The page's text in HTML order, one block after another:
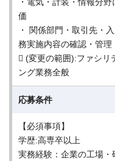
価
・ 関係部門・取引先・
務実施内容の確認・管理
 (変更の範囲):ファシリ
ング業務全般
応募条件
【必須事項】
学歴:高専卒以上
実務経験：企業の工場